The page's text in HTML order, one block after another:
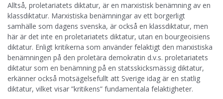
Alltså, proletariatets diktatur, är en marxistisk benämning av en
klassdiktatur. Marxistiska benämningar av ett borgerligt
samhälle som dagens svenska, är också en klassdiktatur, men
här är det inte en proletariatets diktatur, utan en bourgeoisiens
diktatur. Enligt kritikerna som använder felaktigt den marxistiska
benämningen på den proletära demokratin d.v.s. proletariatets
diktatur som en benämning på en statsskicksmässig diktatur,
erkänner också motsägelsefullt att Sverige idag är en statlig
diktatur, vilket visar ”kritikens” fundamentala felaktigheter.